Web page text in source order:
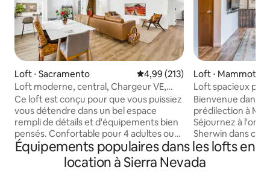
Loft ⋅ Sacramento Évaluation moyenne sur la
4,99 (213)
Loft moderne, central, Chargeur VE,
Idéal pour les enfants !
Ce loft est conçu pour que vous puissiez
vous détendre dans un bel espace
rempli de détails et d'équipements bien
pensés. Confortable pour 4 adultes ou
familles avec enfants. Profitez de la
cuisine dans une nouvelle cuisine
équipée avec tout ce dont vous avez
Loft ⋅ Mammoth
Loft spacieux
Animaux/enfants
Bienvenue dans
prédilection à
Séjournez à
Sherwin dans ce
chambre, deux
les commodités.
en voiture
Équipements populaires dans les lofts en
location à Sierra Nevada